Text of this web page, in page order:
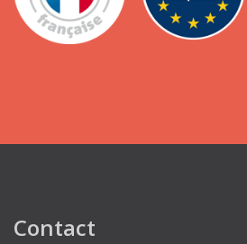
Contact